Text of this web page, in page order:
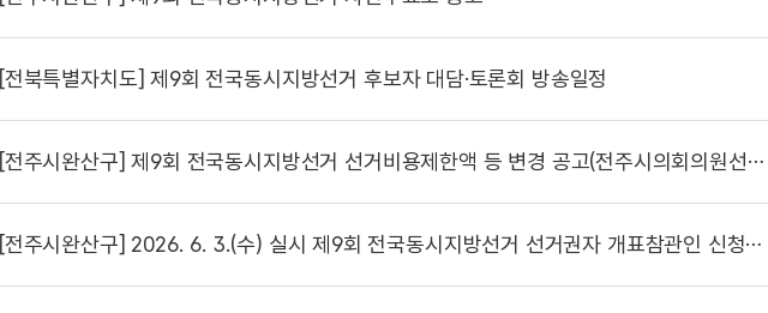
[전북특별자치도] 제9회 전국동시지방선거 후보자 대담·토론회 방송일정
[전주시완산구] 제9회 전국동시지방선거 선거비용제한액 등 변경 공고(전주시의회의원선거)
[전주시완산구] 2026. 6. 3.(수) 실시 제9회 전국동시지방선거 선거권자 개표참관인 신청 안내